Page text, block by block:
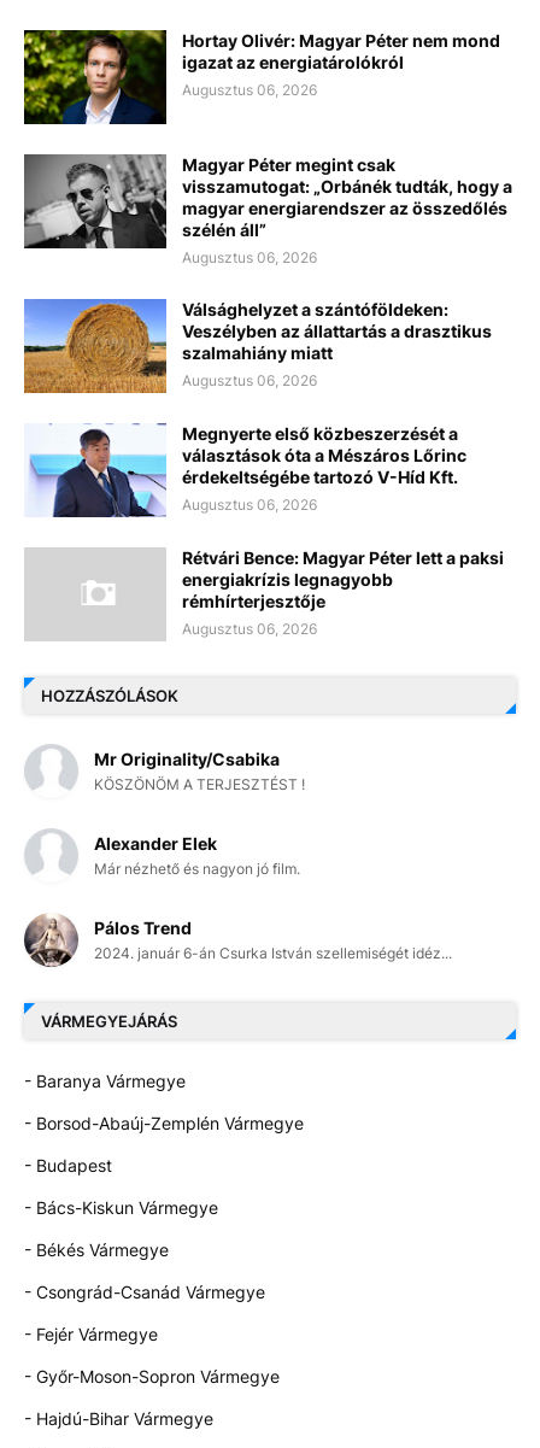
Hortay Olivér: Magyar Péter nem mond
igazat az energiatárolókról
Augusztus 06, 2026
Magyar Péter megint csak
visszamutogat: „Orbánék tudták, hogy a
magyar energiarendszer az összedőlés
szélén áll”
Augusztus 06, 2026
Válsághelyzet a szántóföldeken:
Veszélyben az állattartás a drasztikus
szalmahiány miatt
Augusztus 06, 2026
Megnyerte első közbeszerzését a
választások óta a Mészáros Lőrinc
érdekeltségébe tartozó V-Híd Kft.
Augusztus 06, 2026
Rétvári Bence: Magyar Péter lett a paksi
energiakrízis legnagyobb
rémhírterjesztője
Augusztus 06, 2026
HOZZÁSZÓLÁSOK
Mr Originality/Csabika
KÖSZÖNÖM A TERJESZTÉST !
Alexander Elek
Már nézhető és nagyon jó film.
Pálos Trend
2024. január 6-án Csurka István szellemiségét idéz...
VÁRMEGYEJÁRÁS
- Baranya Vármegye
- Borsod-Abaúj-Zemplén Vármegye
- Budapest
- Bács-Kiskun Vármegye
- Békés Vármegye
- Csongrád-Csanád Vármegye
- Fejér Vármegye
- Győr-Moson-Sopron Vármegye
- Hajdú-Bihar Vármegye